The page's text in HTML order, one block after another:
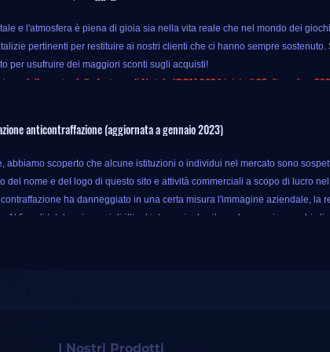
e l'atmosfera è piena di gioia sia nella vita reale che nel mondo dei
pertinenti per restituire ai nostri clienti che ci hanno sempre
per usufruire dei maggiori sconti sugli acquisti!
della ruota della fortuna di Natale IGGM 2024 inizia il 23 dicembre
di gioco solo con i soldi originali, quindi perché no?
anticontraffazione (aggiornata a gennaio 2023)
abbiamo scoperto che alcune istituzioni o individui nel mercato sono
del nome e del logo di questo sito e attività commerciali a scopo di lucro
ha danneggiato in una certa misura l'immagine aziendale,
Al fine di tutelare i propri diritti ed interessi ed evitare che nuovi e vecchi
di IGGM è fornire servizi di terze parti per giochi virtuali. Non
I Nostri Prodotti